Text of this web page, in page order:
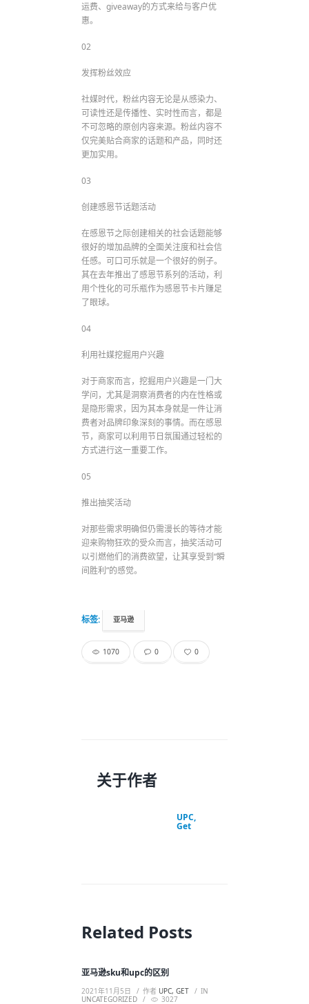
运费、giveaway的方式来给与客户优
惠。
02
发挥粉丝效应
社媒时代，粉丝内容无论是从感染力、
可读性还是传播性、实时性而言，都是
不可忽略的原创内容来源。粉丝内容不
仅完美贴合商家的话题和产品，同时还
更加实用。
03
创建感恩节话题活动
在感恩节之际创建相关的社会话题能够
很好的增加品牌的全面关注度和社会信
任感。可口可乐就是一个很好的例子。
其在去年推出了感恩节系列的活动，利
用个性化的可乐瓶作为感恩节卡片赚足
了眼球。
04
利用社媒挖掘用户兴趣
对于商家而言，挖掘用户兴趣是一门大
学问，尤其是洞察消费者的内在性格或
是隐形需求，因为其本身就是一件让消
费者对品牌印象深刻的事情。而在感恩
节，商家可以利用节日氛围通过轻松的
方式进行这一重要工作。
05
推出抽奖活动
对那些需求明确但仍需漫长的等待才能
迎来购物狂欢的受众而言，抽奖活动可
以引燃他们的消费欲望，让其享受到“瞬
间胜利”的感觉。
标签: 亚马逊
1070 0 0
关于作者
UPC,
Get
Related Posts
亚马逊sku和upc的区别
2021年11月5日 作者 UPC, GET
IN
UNCATEGORIZED
3027